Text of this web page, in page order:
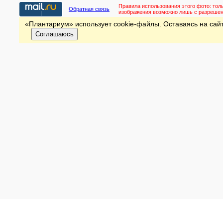
Обратная связь Правила использования этого фото:
изображения возможно лишь с
«Плантариум» использует cookie-файлы. Оставаясь на
Соглашаюсь